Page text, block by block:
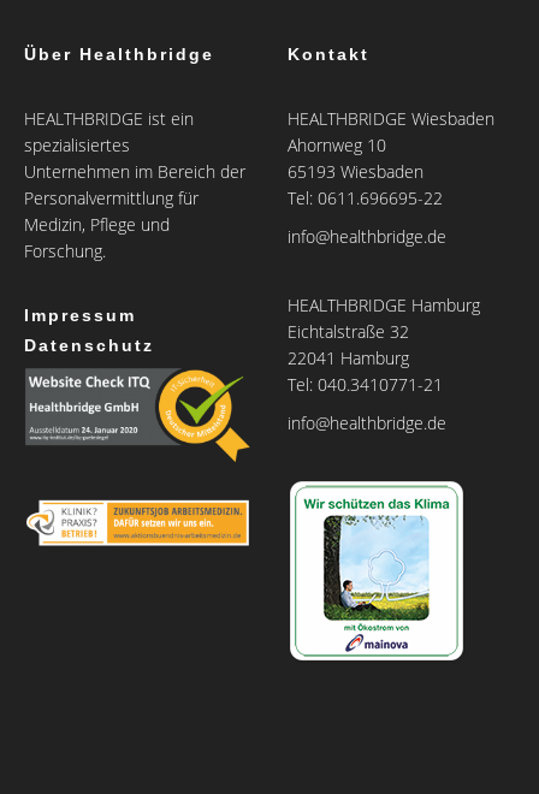
Über Healthbridge
HEALTHBRIDGE ist ein
spezialisiertes
Unternehmen im Bereich der
Personalvermittlung für
Medizin, Pflege und
Forschung.
Impressum
Datenschutz
Kontakt
HEALTHBRIDGE Wiesbaden
Ahornweg 10
65193 Wiesbaden
Tel: 0611.696695-22
info@healthbridge.de
HEALTHBRIDGE Hamburg
Eichtalstraße 32
22041 Hamburg
Tel: 040.3410771-21
info@healthbridge.de